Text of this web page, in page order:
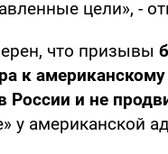
цели», -
что призывы
к
России и не
у американской